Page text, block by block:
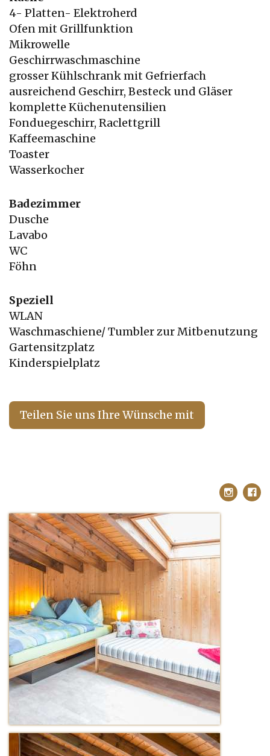
4- Platten- Elektroherd
Ofen mit Grillfunktion
Mikrowelle
Geschirrwaschmaschine
grosser Kühlschrank mit Gefrierfach
ausreichend Geschirr, Besteck und Gläser
komplette Küchenutensilien
Fonduegeschirr, Raclettgrill
Kaffeemaschine
Toaster
Wasserkocher
Badezimmer
Dusche
Lavabo
WC
Föhn
Speziell
WLAN
Waschmaschiene/ Tumbler zur Mitbenutzung
Gartensitzplatz
Kinderspielplatz
Teilen Sie uns Ihre Wünsche mit